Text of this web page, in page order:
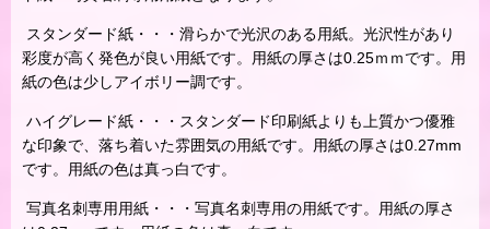
スタンダード紙・・・滑らかで光沢のある用紙。光沢性があり
彩度が高く発色が良い用紙です。用紙の厚さは0.25ｍｍです。用
紙の色は少しアイボリー調です。
ハイグレード紙・・・スタンダード印刷紙よりも上質かつ優雅
な印象で、落ち着いた雰囲気の用紙です。用紙の厚さは0.27mm
です。用紙の色は真っ白です。
写真名刺専用用紙・・・写真名刺専用の用紙です。用紙の厚さ